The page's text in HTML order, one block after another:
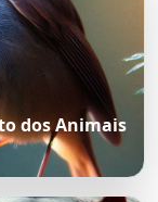
dos Animais